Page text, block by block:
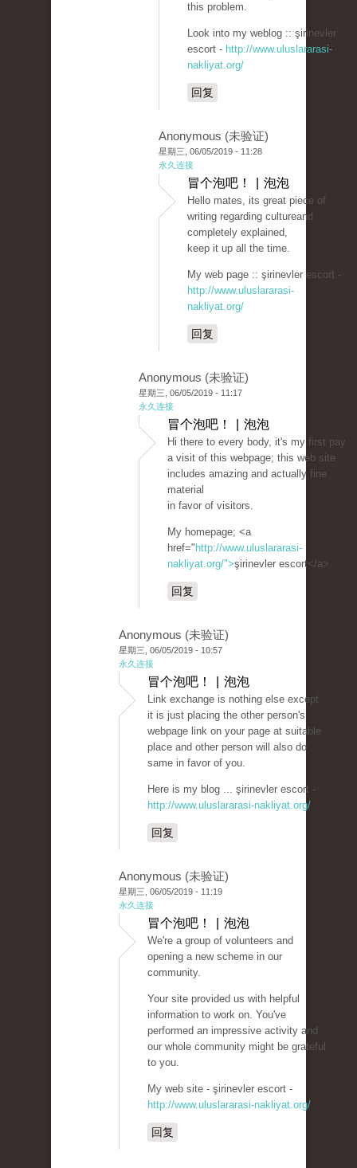
this problem.
Look into my weblog :: şirinevler
escort - http://www.uluslararasi-
nakliyat.org/
回复
Anonymous (未验证)
星期三, 06/05/2019 - 11:28
永久连接
冒个泡吧！ | 泡泡
Hello mates, its great piece of
writing regarding cultureand
completely explained,
keep it up all the time.
My web page :: şirinevler escort -
http://www.uluslararasi-
nakliyat.org/
回复
Anonymous (未验证)
星期三, 06/05/2019 - 11:17
永久连接
冒个泡吧！ | 泡泡
Hi there to every body, it's my first pay
a visit of this webpage; this web site
includes amazing and actually fine
material
in favor of visitors.
My homepage; <a
href=" http://www.uluslararasi-
nakliyat.org/">şirinevler escort</a>
回复
Anonymous (未验证)
星期三, 06/05/2019 - 10:57
永久连接
冒个泡吧！ | 泡泡
Link exchange is nothing else except
it is just placing the other person's
webpage link on your page at suitable
place and other person will also do
same in favor of you.
Here is my blog ... şirinevler escort -
http://www.uluslararasi-nakliyat.org/
回复
Anonymous (未验证)
星期三, 06/05/2019 - 11:19
永久连接
冒个泡吧！ | 泡泡
We're a group of volunteers and
opening a new scheme in our
community.
Your site provided us with helpful
information to work on. You've
performed an impressive activity and
our whole community might be grateful
to you.
My web site - şirinevler escort -
http://www.uluslararasi-nakliyat.org/
回复